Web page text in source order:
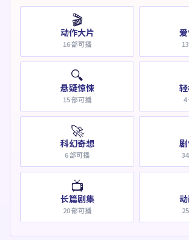
🎬
动作大片
16部可播 13
🔍
悬疑惊悚
15部可播 4
🚀
科幻奇想
6部可播 34
📺
长篇剧集
20部可播 25